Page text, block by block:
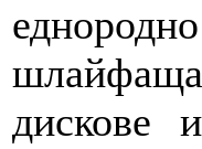
дискове